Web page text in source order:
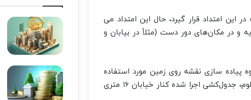
این امتداد قرار گیرد، حال این امتداد می
و در مکان‌های دور دست (مثلاً در بیابان و
پیاده سازی نقشه روی زمین مورد استفاده
قرار خواهد گرفت. در این مثال فرض بر این است که تنها امتداد معلوم، جدول‌کشی اجرا شده کنار خیابان ۱۶ متری